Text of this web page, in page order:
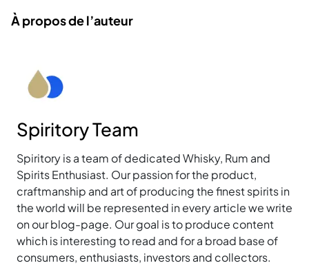
À propos de l’auteur
Spiritory Team
Spiritory is a team of dedicated Whisky, Rum and
Spirits Enthusiast. Our passion for the product,
craftmanship and art of producing the finest spirits in
the world will be represented in every article we write
on our blog-page. Our goal is to produce content
which is interesting to read and for a broad base of
consumers, enthusiasts, investors and collectors.